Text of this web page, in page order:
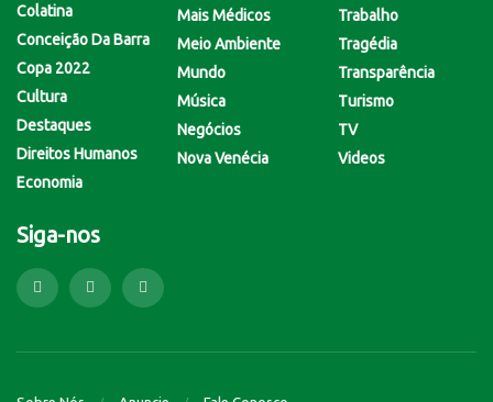
Colatina
Conceição Da Barra
Copa 2022
Cultura
Destaques
Direitos Humanos
Economia
Mais Médicos
Meio Ambiente
Mundo
Música
Negócios
Nova Venécia
Trabalho
Tragédia
Transparência
Turismo
TV
Videos
Siga-nos